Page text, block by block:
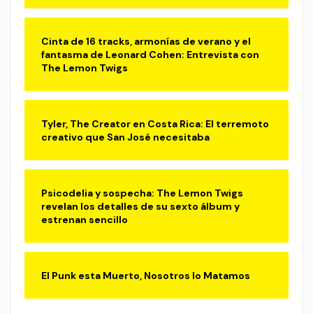
Cinta de 16 tracks, armonías de verano y el
fantasma de Leonard Cohen: Entrevista con
The Lemon Twigs
Tyler, The Creator en Costa Rica: El terremoto
creativo que San José necesitaba
Psicodelia y sospecha: The Lemon Twigs
revelan los detalles de su sexto álbum y
estrenan sencillo
El Punk esta Muerto, Nosotros lo Matamos